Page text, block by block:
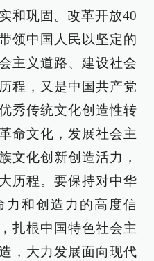
和巩固。改革开放40
领中国人民以坚定的
主义道路、建设社会
程，又是中国共产党
秀传统文化创造性转
命文化，发展社会主
文化创新创造活力，
历程。要保持对中华
力和创造力的高度信
扎根中国特色社会主
，大力发展面向现代